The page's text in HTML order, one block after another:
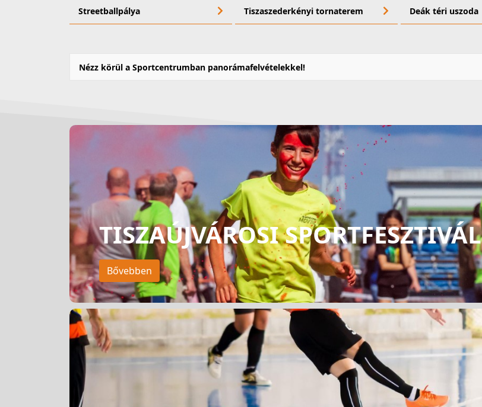
Streetballpálya Tiszaszederkényi tornaterem Deák téri uszoda
Nézz körül a Sportcentrumban panorámafelvételekkel!
TISZAÚJVÁROSI SPORTFESZTIVÁL
Bővebben